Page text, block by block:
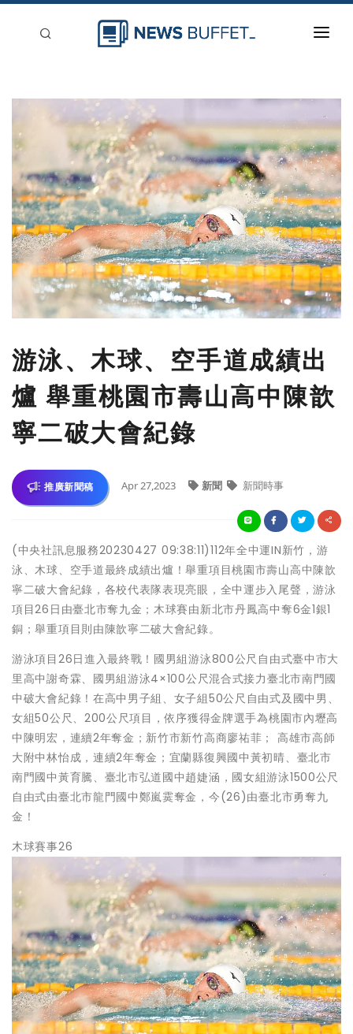
新聞稿分類
刊登
游泳、木球、空手道成績出
爐 舉重桃園市壽山高中陳歆
寧二破大會紀錄
推廣新聞稿 Apr 27,2023 新聞 新聞時事
(中央社訊息服務20230427 09:38:11)112年全中運IN新竹，游
泳、木球、空手道最終成績出爐！舉重項目桃園市壽山高中陳歆
寧二破大會紀錄，各校代表隊表現亮眼，全中運步入尾聲，游泳
項目26日由臺北市奪九金；木球賽由新北市丹鳳高中奪6金1銀1
銅；舉重項目則由陳歆寧二破大會紀錄。
游泳項目26日進入最終戰！國男組游泳800公尺自由式臺中市大
里高中謝奇霖、國男組游泳4×100公尺混合式接力臺北市南門國
中破大會紀錄！在高中男子組、女子組50公尺自由式及國中男、
女組50公尺、200公尺項目，依序獲得金牌選手為桃園市內壢高
中陳明宏，連續2年奪金；新竹市新竹高商廖祐菲； 高雄市高師
大附中林怡成，連續2年奪金；宜蘭縣復興國中黃初晴、臺北市
南門國中黃育騰、臺北市弘道國中趙婕涵，國女組游泳1500公尺
自由式由臺北市龍門國中鄭嵐霙奪金，今(26)由臺北市勇奪九
金！
木球賽事26